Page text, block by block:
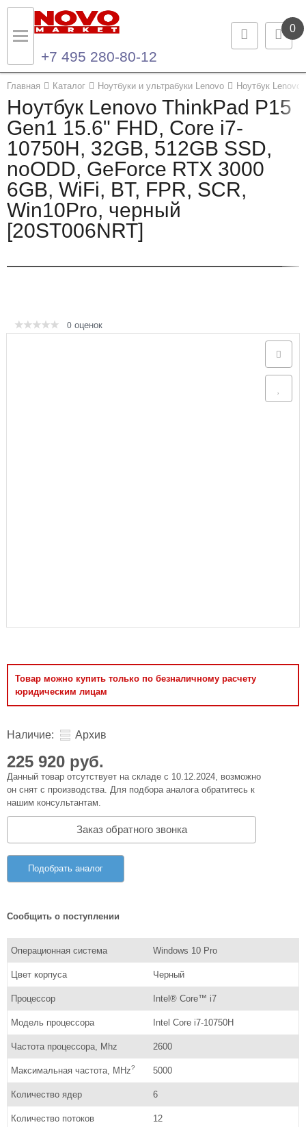
0
+7 495 280-80-12
Главная Каталог Ноутбуки и ультрабуки Lenovo Ноутбук
Ноутбук Lenovo ThinkPad P15
Gen1 15.6" FHD, Core i7-
10750H, 32GB, 512GB SSD,
noODD, GeForce RTX 3000
6GB, WiFi, BT, FPR, SCR,
Win10Pro, черный
[20ST006NRT]
Товар можно купить только по безналичному расчету
юридическим лицам
0 оценок
Наличие: Архив
225 920 руб.
Данный товар отсутствует на складе с 10.12.2024, возможно
он снят с производства. Для подбора аналога обратитесь к
нашим консультантам.
Заказ обратного звонка
Подобрать аналог
Сообщить о поступлении
Операционная система Windows 10 Pro
Цвет корпуса Черный
Процессор Intel® Core™ i7
Модель процессора Intel Core i7-10750H
Частота процессора, Mhz 2600
Максимальная частота, MHz? 5000
Количество ядер 6
Количество потоков 12
Назад
Каталог продукции
Ноутбуки и ультрабуки
Компьютеры
Моноблоки
Серверы и СХД
Аксессуары
Назад
Контакты
Контактная информация